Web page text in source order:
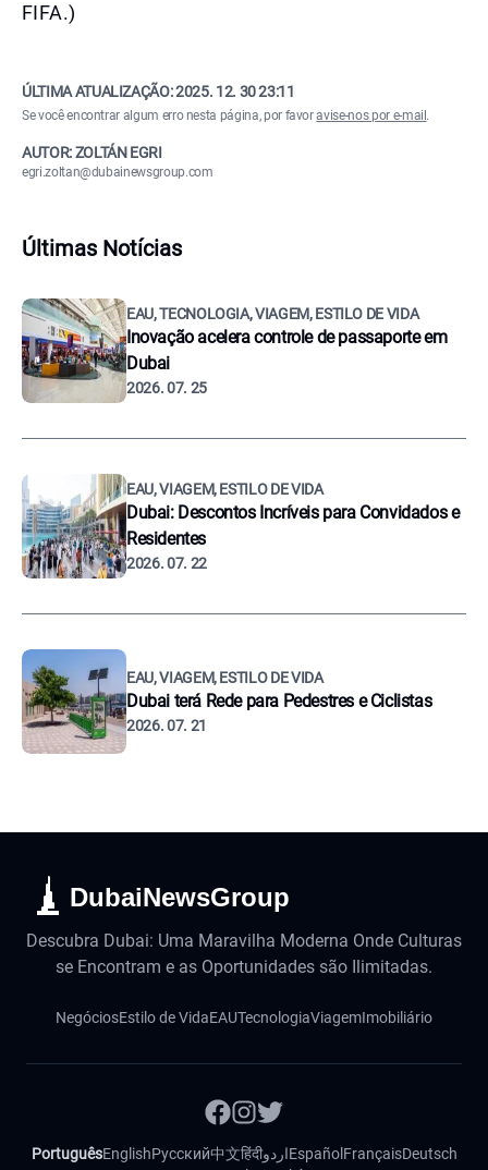
FIFA.)
ÚLTIMA ATUALIZAÇÃO:2025. 12. 30 23:11
Se você encontrar algum erro nesta página, por favoravise-nos por e-mail .
AUTOR: ZOLTÁN EGRI
egri.zoltan@dubainewsgroup.com
Últimas Notícias
EAU, TECNOLOGIA, VIAGEM, ESTILO DE VIDA
Inovação acelera controle de passaporte em
Dubai
2026. 07. 25
EAU, VIAGEM, ESTILO DE VIDA
Dubai: Descontos Incríveis para Convidados e
Residentes
2026. 07. 22
EAU, VIAGEM, ESTILO DE VIDA
Dubai terá Rede para Pedestres e Ciclistas
2026. 07. 21
DubaiNewsGroup
Descubra Dubai: Uma Maravilha Moderna Onde Culturas
se Encontram e as Oportunidades são Ilimitadas.
NegóciosEstilo de VidaEAUTecnologiaViagemImobiliário
PortuguêsEnglishРусский中文हिंदीاردوEspañol FrançaisDeutsch